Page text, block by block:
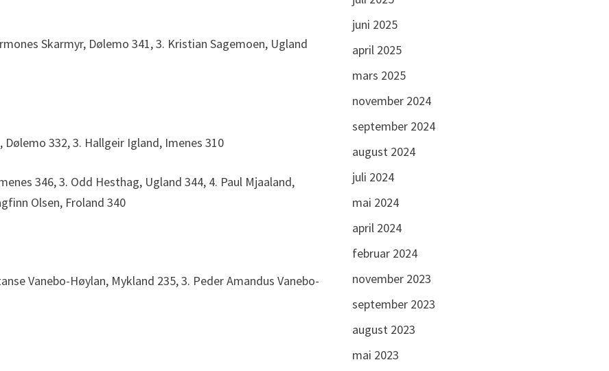
Skarmyr, Dølemo 341, 3. Kristian Sagemoen, Ugland
332, 3. Hallgeir Igland, Imenes 310
346, 3. Odd Hesthag, Ugland 344, 4. Paul Mjaaland,
Olsen, Froland 340
Vanebo-Høylan, Mykland 235, 3. Peder Amandus Vanebo-
juni 2025
april 2025
mars 2025
november 2024
september 2024
august 2024
juli 2024
mai 2024
april 2024
februar 2024
november 2023
september 2023
august 2023
mai 2023